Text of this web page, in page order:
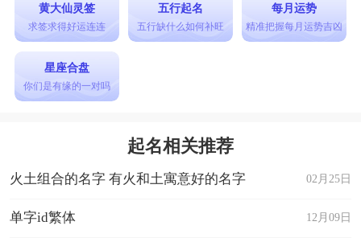
黄大仙灵签
求签求得好运连连
五行起名
五行缺什么如何补旺
每月运势
精准把握每月运势吉凶
星座合盘
你们是有缘的一对吗
起名相关推荐
02月25日
火土组合的名字 有火和土寓意好的名字
12月09日
单字id繁体